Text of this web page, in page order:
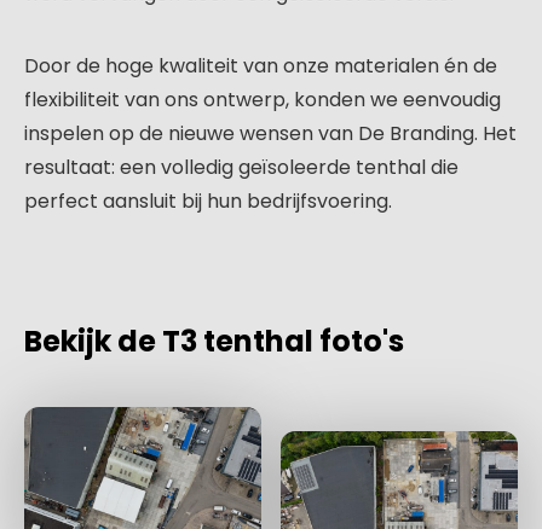
Door de hoge kwaliteit van onze materialen én de
flexibiliteit van ons ontwerp, konden we eenvoudig
inspelen op de nieuwe wensen van De Branding. Het
resultaat: een volledig geïsoleerde tenthal die
perfect aansluit bij hun bedrijfsvoering.
Bekijk de T3 tenthal foto's